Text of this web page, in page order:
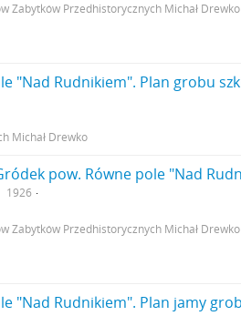
Zabytków Przedhistorycznych Michał Drewko
Michał Drewko
1926
Zabytków Przedhistorycznych Michał Drewko